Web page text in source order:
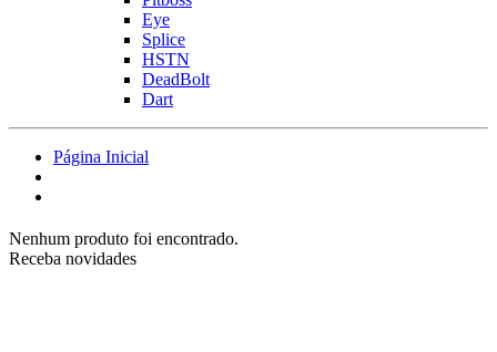
Eye
Splice
HSTN
DeadBolt
Dart
Página Inicial
Nenhum produto foi encontrado.
Receba novidades